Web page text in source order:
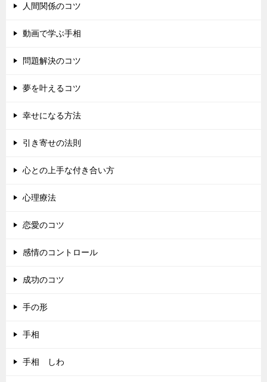
人間関係のコツ
動画で学ぶ手相
問題解決のコツ
夢を叶えるコツ
幸せになる方法
引き寄せの法則
心との上手な付き合い方
心理療法
恋愛のコツ
感情のコントロール
成功のコツ
手の形
手相
手相 しわ